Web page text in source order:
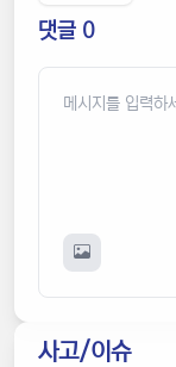
댓글 0
사고/이슈